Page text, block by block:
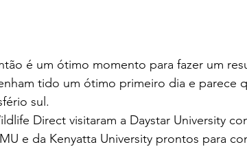
é um ótimo momento para fazer um
tido um ótimo primeiro dia e parece
sul.
Direct visitaram a Daystar University
e da Kenyatta University prontos para